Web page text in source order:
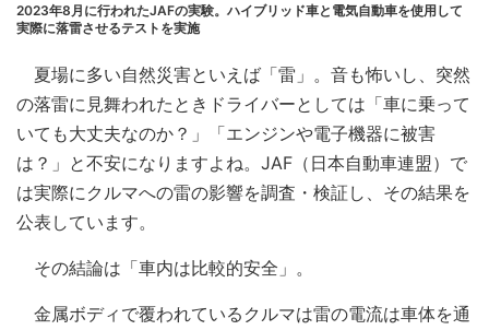
2023年8月に行われたJAFの実験。ハイブリッド車と電気自動車を使用して
実際に落雷させるテストを実施
夏場に多い自然災害といえば「雷」。音も怖いし、突然
の落雷に見舞われたときドライバーとしては「車に乗って
いても大丈夫なのか？」「エンジンや電子機器に被害
は？」と不安になりますよね。JAF（日本自動車連盟）で
は実際にクルマへの雷の影響を調査・検証し、その結果を
公表しています。
その結論は「車内は比較的安全」。
金属ボディで覆われているクルマは雷の電流は車体を通